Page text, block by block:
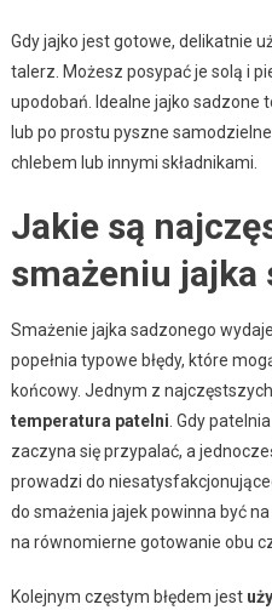
Gdy jajko jest gotowe, delikatnie
talerz. Możesz posypać je solą i
upodobań. Idealne jajko sadzone
lub po prostu pyszne
chlebem lub innymi składnikami.
Jakie są
smażeniu jajka
Smażenie jajka sadzonego
popełnia typowe błędy, które
końcowy. Jednym z
temperatura patelni . Gdy
zaczyna się przypalać, a
prowadzi do
do smażenia jajek powinna być
na równomierne gotowanie obu
Kolejnym częstym błędem jest